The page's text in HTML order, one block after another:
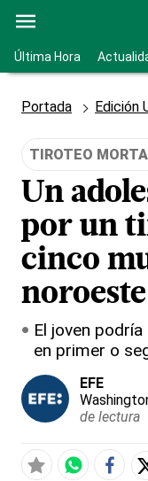
Última Hora
Portada Edición
TIROTEO
Un
por un
cinco
El joven
en primer o
EFE
de lectura